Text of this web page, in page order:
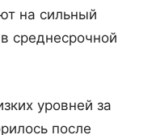
на сильный
среднесрочной
уровней за
после